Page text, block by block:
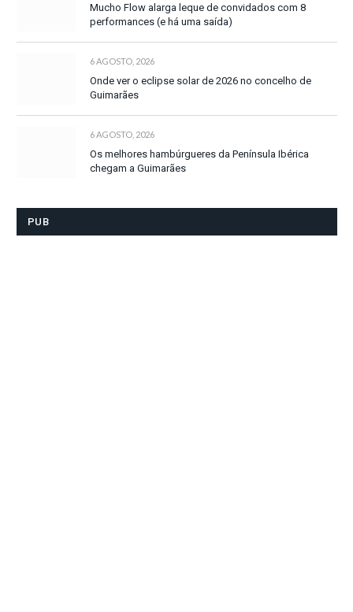
Mucho Flow alarga leque de convidados com 8
performances (e há uma saída)
6 AGOSTO, 2026
Onde ver o eclipse solar de 2026 no concelho de
Guimarães
6 AGOSTO, 2026
Os melhores hambúrgueres da Península Ibérica
chegam a Guimarães
PUB